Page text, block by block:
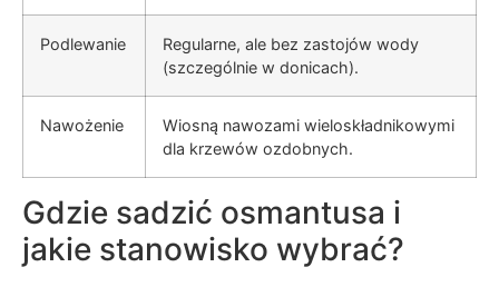
Podlewanie
Regularne, ale bez zastojów wody
(szczególnie w donicach).
Nawożenie
Wiosną nawozami wieloskładnikowymi
dla krzewów ozdobnych.
Gdzie sadzić osmantusa i
jakie stanowisko wybrać?